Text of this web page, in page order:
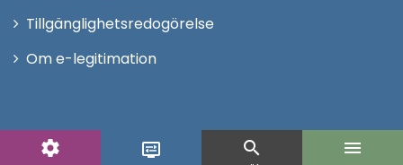
settings display_settings search menu
Tillgänglighetsredogörelse
Om e-legitimation